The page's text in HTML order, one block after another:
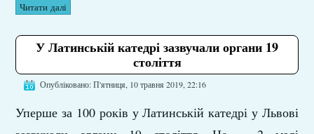
Читати далі
У Латинській катедрі зазвучали органи 19
століття
Опубліковано: П'ятниця, 10 травня 2019, 22:16
Уперше за 100 років у Латинській катедрі у Львові